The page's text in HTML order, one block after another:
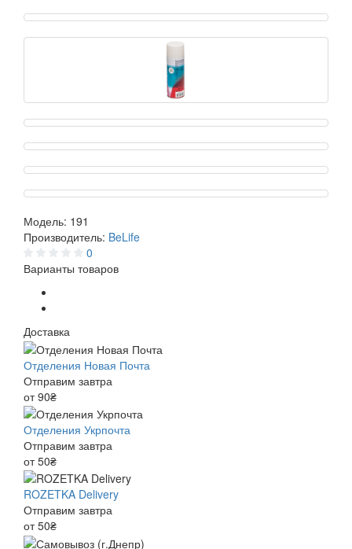
Модель: 191
Производитель: BeLife
0
Варианты товаров
Доставка
Отделения Новая Почта
Отправим завтра
от 90₴
Отделения Укрпочта
Отправим завтра
от 50₴
ROZETKA Delivery
Отправим завтра
от 50₴